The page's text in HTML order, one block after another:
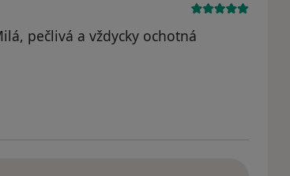
pečlivá a vždycky ochotná
byl odstraněn